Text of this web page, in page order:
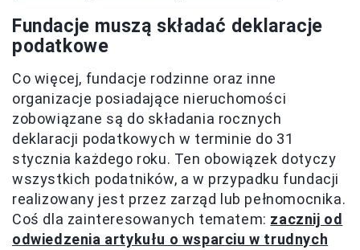
Fundacje muszą składać deklaracje
podatkowe
Co więcej, fundacje rodzinne oraz inne
organizacje posiadające nieruchomości
zobowiązane są do składania rocznych
deklaracji podatkowych w terminie do 31
stycznia każdego roku. Ten obowiązek dotyczy
wszystkich podatników, a w przypadku fundacji
realizowany jest przez zarząd lub pełnomocnika.
Coś dla zainteresowanych tematem: zacznij od
odwiedzenia artykułu o wsparciu w trudnych